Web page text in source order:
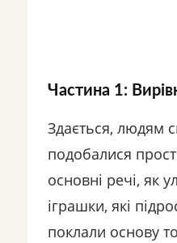
Частина 1:
Здається, людям
подобалися
основні речі, як
іграшки, які
поклали основу